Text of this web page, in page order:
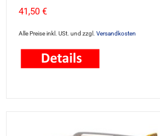
41,50 €
Alle Preise inkl. USt. und zzgl. Versandkosten